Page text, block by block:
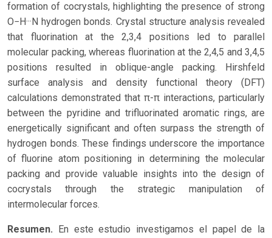
formation of cocrystals, highlighting the presence of strong
O−H···N hydrogen bonds. Crystal structure analysis revealed
that fluorination at the 2,3,4 positions led to parallel
molecular packing, whereas fluorination at the 2,4,5 and 3,4,5
positions resulted in oblique-angle packing. Hirshfeld
surface analysis and density functional theory (DFT)
calculations demonstrated that π-π interactions, particularly
between the pyridine and trifluorinated aromatic rings, are
energetically significant and often surpass the strength of
hydrogen bonds. These findings underscore the importance
of fluorine atom positioning in determining the molecular
packing and provide valuable insights into the design of
cocrystals through the strategic manipulation of
intermolecular forces.
Resumen.
En este estudio investigamos el papel de la